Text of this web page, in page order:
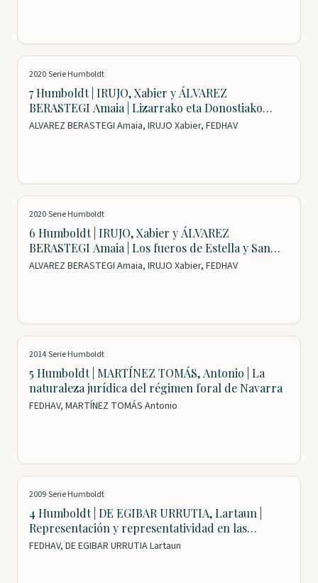
2020·Serie Humboldt
7 Humboldt | IRUJO, Xabier y ÁLVAREZ
BERASTEGI Amaia | Lizarrako eta Donostiako
foruak
ALVAREZ BERASTEGI Amaia, IRUJO Xabier, FEDHAV
2020·Serie Humboldt
6 Humboldt | IRUJO, Xabier y ÁLVAREZ
BERASTEGI Amaia | Los fueros de Estella y San
Sebastián
ALVAREZ BERASTEGI Amaia, IRUJO Xabier, FEDHAV
2014·Serie Humboldt
5 Humboldt | MARTÍNEZ TOMÁS, Antonio | La
naturaleza jurídica del régimen foral de Navarra
FEDHAV, MARTÍNEZ TOMÁS Antonio
2009·Serie Humboldt
4 Humboldt | DE EGIBAR URRUTIA, Lartaun |
Representación y representatividad en las
instituciones de gobierno del Señorío de Bizkaia
FEDHAV, DE EGIBAR URRUTIA Lartaun